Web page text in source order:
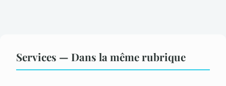
Services — Dans la même rubrique